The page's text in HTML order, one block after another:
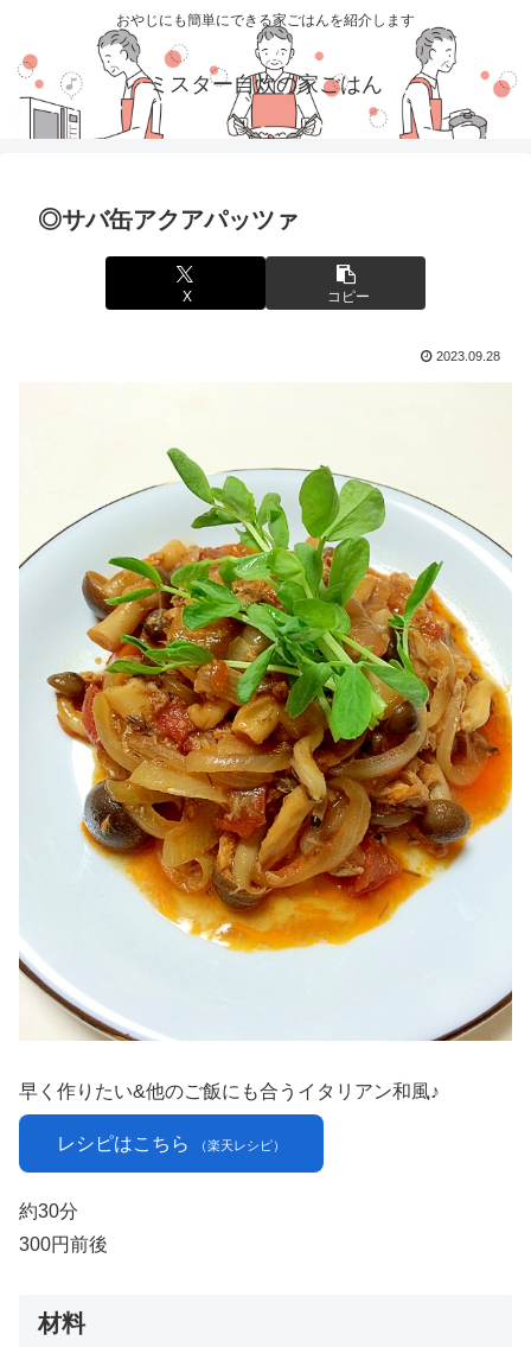
おやじにも簡単にできる家ごはんを紹介します
ミスター自炊の家ごはん
◎サバ缶アクアパッツァ
X コピー
2023.09.28
早く作りたい&他のご飯にも合うイタリアン和風♪
レシピはこちら （楽天レシピ）
約30分
300円前後
材料